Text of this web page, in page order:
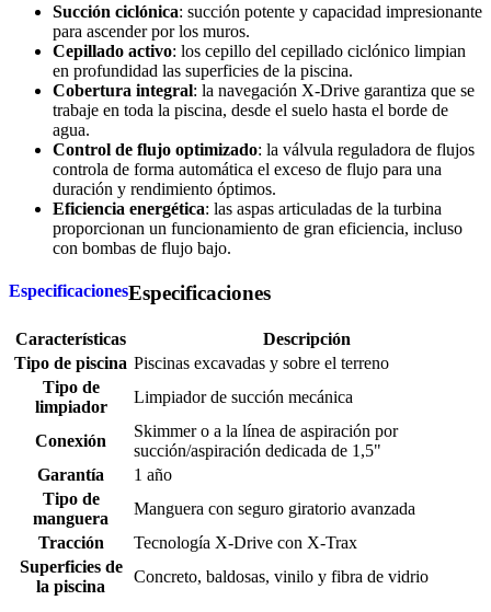
Succión ciclónica: succión potente y capacidad impresionante
para ascender por los muros.
Cepillado activo: los cepillo del cepillado ciclónico limpian
en profundidad las superficies de la piscina.
Cobertura integral: la navegación X-Drive garantiza que se
trabaje en toda la piscina, desde el suelo hasta el borde de
agua.
Control de flujo optimizado: la válvula reguladora de flujos
controla de forma automática el exceso de flujo para una
duración y rendimiento óptimos.
Eficiencia energética: las aspas articuladas de la turbina
proporcionan un funcionamiento de gran eficiencia, incluso
con bombas de flujo bajo.
EspecificacionesEspecificaciones
Características
Descripción
Tipo de piscina Piscinas excavadas y sobre el terreno
Tipo de
limpiador
Limpiador de succión mecánica
Conexión
Skimmer o a la línea de aspiración por
succión/aspiración dedicada de 1,5"
Garantía
1 año
Tipo de
manguera
Manguera con seguro giratorio avanzada
Tracción
Tecnología X-Drive con X-Trax
Superficies de
la piscina
Concreto, baldosas, vinilo y fibra de vidrio